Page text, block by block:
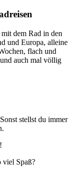
dem Rad in den
und Europa, alleine
flach und
auch mal völlig
stellst du immer
viel Spaß?